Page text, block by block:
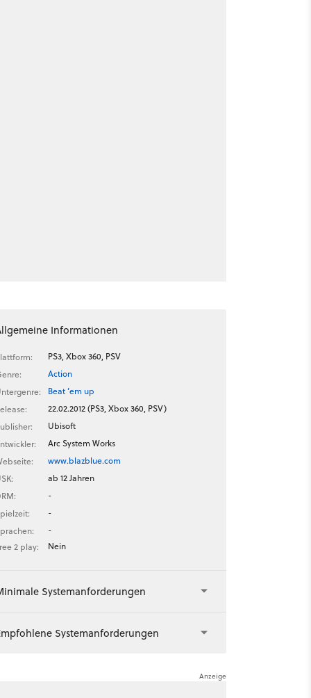
Informationen
PS3, Xbox 360, PSV
Action
Beat ’em up
22.02.2012 (PS3, Xbox 360, PSV)
Ubisoft
Arc System Works
www.blazblue.com
ab 12 Jahren
-
-
-
2 play:
Nein
Systemanforderungen
Systemanforderungen